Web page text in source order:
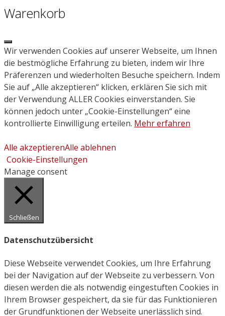
Warenkorb
Close
Wir verwenden Cookies auf unserer Webseite, um Ihnen
die bestmögliche Erfahrung zu bieten, indem wir Ihre
Präferenzen und wiederholten Besuche speichern. Indem
Sie auf „Alle akzeptieren“ klicken, erklären Sie sich mit
der Verwendung ALLER Cookies einverstanden. Sie
können jedoch unter „Cookie-Einstellungen“ eine
kontrollierte Einwilligung erteilen. Mehr erfahren
Alle akzeptierenAlle ablehnen
Cookie-Einstellungen
Manage consent
Schließen
Datenschutzübersicht
Diese Webseite verwendet Cookies, um Ihre Erfahrung
bei der Navigation auf der Webseite zu verbessern. Von
diesen werden die als notwendig eingestuften Cookies in
Ihrem Browser gespeichert, da sie für das Funktionieren
der Grundfunktionen der Webseite unerlässlich sind.